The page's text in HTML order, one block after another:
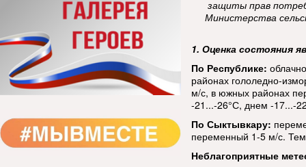
защиты прав
Министерства
1. Оценка состояния
По Республике:
районах гололедно-
м/с, в южных районах
-21...-26°С, днем -17...-
По Сыктывкару:
переменный 1-5 м/с.
Неблагоприятные